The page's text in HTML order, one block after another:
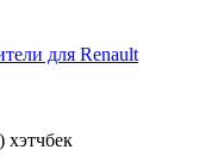
для Renault
хэтчбек